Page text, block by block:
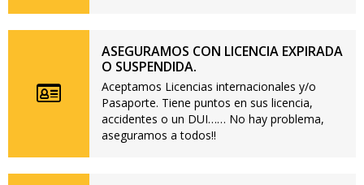
ASEGURAMOS CON LICENCIA EXPIRADA
O SUSPENDIDA.
Aceptamos Licencias internacionales y/o
Pasaporte. Tiene puntos en sus licencia,
accidentes o un DUI…… No hay problema,
aseguramos a todos!!